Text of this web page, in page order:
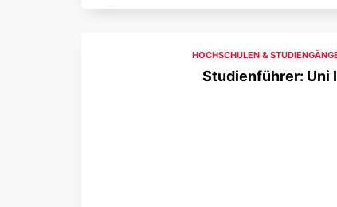
HOCHSCHULEN &
Studienführer: Uni